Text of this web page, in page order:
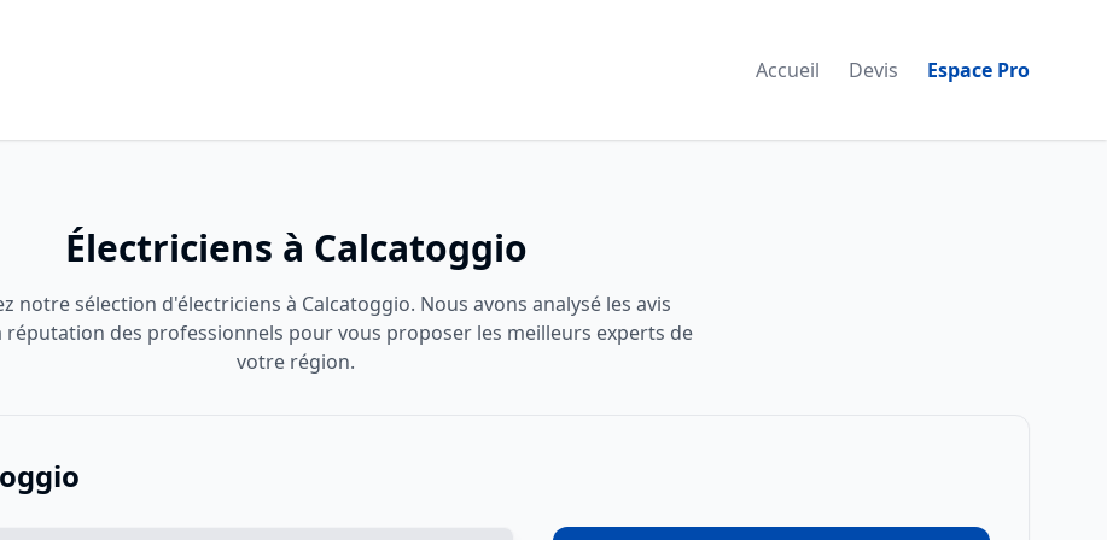
Accueil Devis Espace Pro
Électriciens à Calcatoggio
notre sélection d'électriciens à Calcatoggio. Nous avons analysé les avis
réputation des professionnels pour vous proposer les meilleurs experts de
votre région.